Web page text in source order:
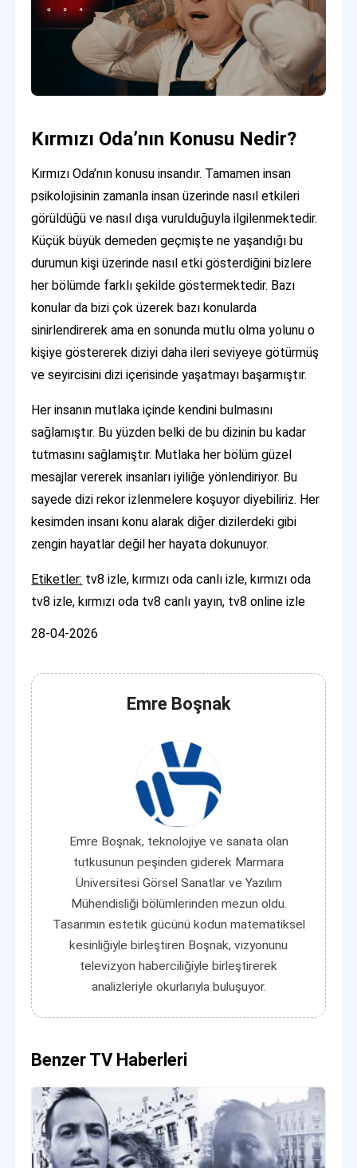
Kırmızı Oda’nın Konusu Nedir?
Kırmızı Oda’nın konusu insandır. Tamamen insan
psikolojisinin zamanla insan üzerinde nasıl etkileri
görüldüğü ve nasıl dışa vurulduğuyla ilgilenmektedir.
Küçük büyük demeden geçmişte ne yaşandığı bu
durumun kişi üzerinde nasıl etki gösterdiğini bizlere
her bölümde farklı şekilde göstermektedir. Bazı
konular da bizi çok üzerek bazı konularda
sinirlendirerek ama en sonunda mutlu olma yolunu o
kişiye göstererek diziyi daha ileri seviyeye götürmüş
ve seyircisini dizi içerisinde yaşatmayı başarmıştır.
Her insanın mutlaka içinde kendini bulmasını
sağlamıştır. Bu yüzden belki de bu dizinin bu kadar
tutmasını sağlamıştır. Mutlaka her bölüm güzel
mesajlar vererek insanları iyiliğe yönlendiriyor. Bu
sayede dizi rekor izlenmelere koşuyor diyebiliriz. Her
kesimden insanı konu alarak diğer dizilerdeki gibi
zengin hayatlar değil her hayata dokunuyor.
Etiketler: tv8 izle, kırmızı oda canlı izle, kırmızı oda
tv8 izle, kırmızı oda tv8 canlı yayın, tv8 online izle
28-04-2026
Emre Boşnak
Emre Boşnak, teknolojiye ve sanata olan
tutkusunun peşinden giderek Marmara
Üniversitesi Görsel Sanatlar ve Yazılım
Mühendisliği bölümlerinden mezun oldu.
Tasarımın estetik gücünü kodun matematiksel
kesinliğiyle birleştiren Boşnak, vizyonunu
televizyon haberciliğiyle birleştirerek
analizleriyle okurlarıyla buluşuyor.
Benzer TV Haberleri